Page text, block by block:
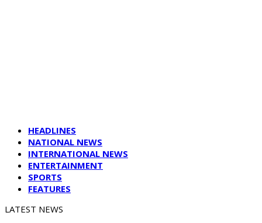
HEADLINES
NATIONAL NEWS
INTERNATIONAL NEWS
ENTERTAINMENT
SPORTS
FEATURES
LATEST NEWS